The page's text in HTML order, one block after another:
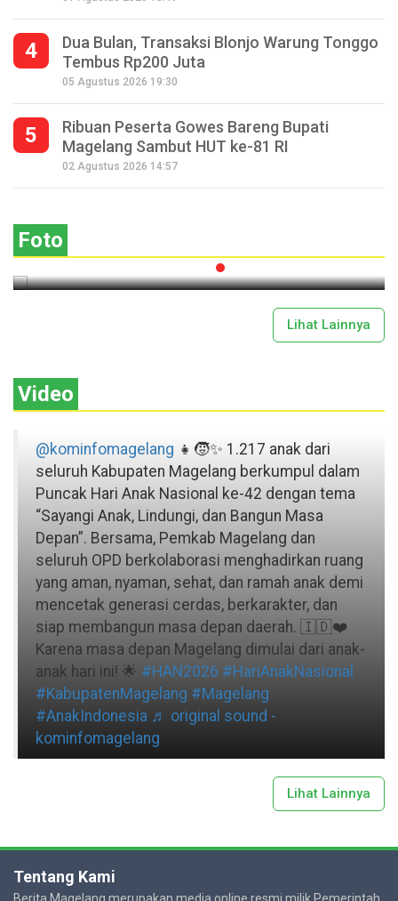
4
Dua Bulan, Transaksi Blonjo Warung Tonggo
Tembus Rp200 Juta
05 Agustus 2026 19:30
5
Ribuan Peserta Gowes Bareng Bupati
Magelang Sambut HUT ke-81 RI
02 Agustus 2026 14:57
Foto
Seperempat Abad Perhelatan Festival
Lima Gunung XXV Kobarkan Semangat
Lihat Lainnya
Video
@kominfomagelang 👧🧒✨ 1.217 anak dari
seluruh Kabupaten Magelang berkumpul dalam
Puncak Hari Anak Nasional ke-42 dengan tema
“Sayangi Anak, Lindungi, dan Bangun Masa
Depan”. Bersama, Pemkab Magelang dan
seluruh OPD berkolaborasi menghadirkan ruang
yang aman, nyaman, sehat, dan ramah anak demi
mencetak generasi cerdas, berkarakter, dan
siap membangun masa depan daerah. 🇮🇩❤️
Karena masa depan Magelang dimulai dari anak-
anak hari ini! 🌟 #HAN2026 #HariAnakNasional
#KabupatenMagelang #Magelang
#AnakIndonesia ♬ original sound -
kominfomagelang
Lihat Lainnya
Tentang Kami
Berita Magelang merupakan media online resmi milik Pemerintah